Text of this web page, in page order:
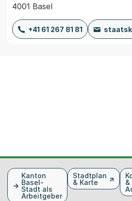
4001 Basel
+41 61 267 81 81
FusszeileKanton
Basel-
Stadt als
Arbeitgeber
Stadtplan
& Karte
&